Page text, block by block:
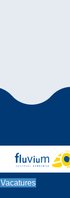
Vacatures